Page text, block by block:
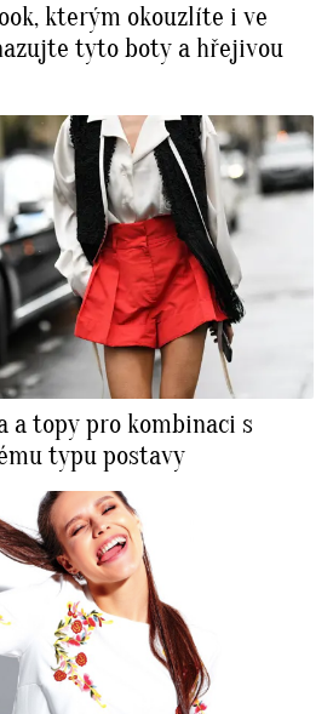
kterým okouzlíte i ve
tyto boty a hřejivou
a topy pro kombinaci s
typu postavy